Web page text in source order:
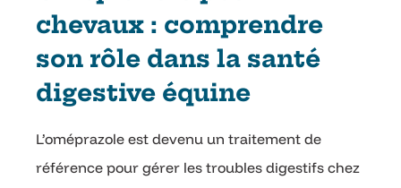
chevaux : comprendre
son rôle dans la santé
digestive équine
L’oméprazole est devenu un traitement de
référence pour gérer les troubles digestifs chez